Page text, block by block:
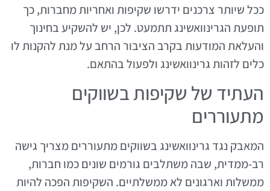
ככל שיותר צרכנים ידרשו שקיפות ואחריות מחברות, כך
תופעת הגרינוואשינג תתמעט. לכן, יש להשקיע בחינוך
והעלאת המודעות בקרב הציבור הרחב על מנת להקנות לו
כלים לזהות גרינוואשינג ולפעול בהתאם.
העתיד של שקיפות בשווקים
מתעוררים
המאבק נגד גרינוואשינג בשווקים מתעוררים מצריך גישה
רב-ממדית, שבה משתלבים גורמים שונים כמו חברות,
ממשלות וארגונים לא ממשלתיים. השקיפות הפכה להיות